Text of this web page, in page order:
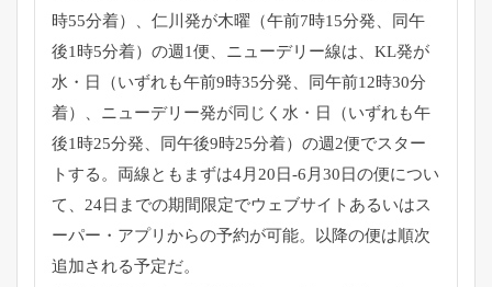
時55分着）、仁川発が木曜（午前7時15分発、
同午
後1時5分着）の週1便、ニューデリー線は、KL発が
水・ 日（いずれも午前9時35分発、同午前12時30分
着）、 ニューデリー発が同じく水・日（いずれも午
後1時25分発、
同午後9時25分着）の週2便でスター
トする。 両線ともまずは4月20日-6月30日の便につい
て、 24日までの期間限定でウェブサイトあるいはス
ーパー・ アプリからの予約が可能。以降の便は順次
追加される予定だ。